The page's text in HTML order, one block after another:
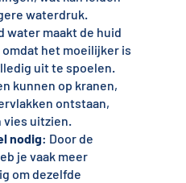
waterdruk.
water maakt de huid
omdat het moeilijker is
uit te spoelen.
kunnen op kranen,
ontstaan,
vies uitzien.
nodig: Door de
je vaak meer
om dezelfde